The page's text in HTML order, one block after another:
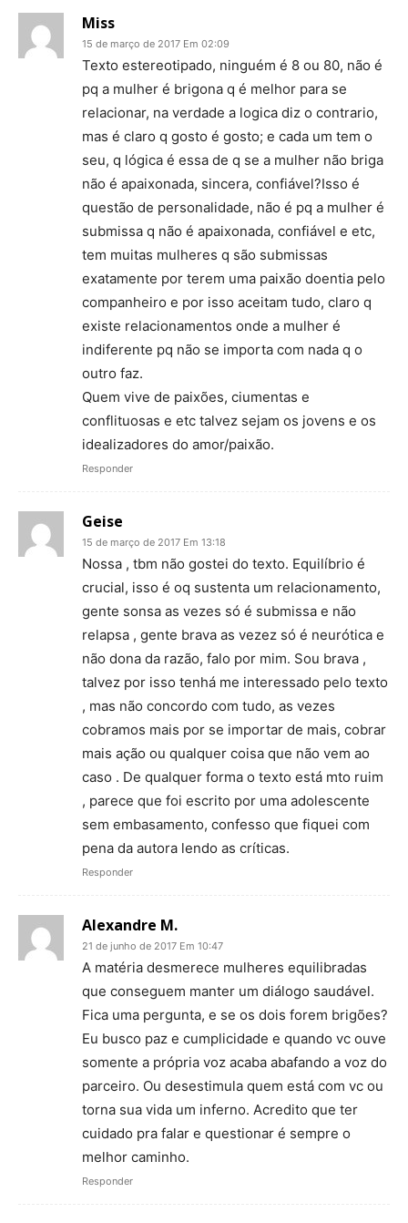
Miss
15 de março de 2017 Em 02:09
Texto estereotipado, ninguém é 8 ou 80, não é
pq a mulher é brigona q é melhor para se
relacionar, na verdade a logica diz o contrario,
mas é claro q gosto é gosto; e cada um tem o
seu, q lógica é essa de q se a mulher não briga
não é apaixonada, sincera, confiável?Isso é
questão de personalidade, não é pq a mulher é
submissa q não é apaixonada, confiável e etc,
tem muitas mulheres q são submissas
exatamente por terem uma paixão doentia pelo
companheiro e por isso aceitam tudo, claro q
existe relacionamentos onde a mulher é
indiferente pq não se importa com nada q o
outro faz.
Quem vive de paixões, ciumentas e
conflituosas e etc talvez sejam os jovens e os
idealizadores do amor/paixão.
Responder
Geise
15 de março de 2017 Em 13:18
Nossa , tbm não gostei do texto. Equilíbrio é
crucial, isso é oq sustenta um relacionamento,
gente sonsa as vezes só é submissa e não
relapsa , gente brava as vezez só é neurótica e
não dona da razão, falo por mim. Sou brava ,
talvez por isso tenhá me interessado pelo texto
, mas não concordo com tudo, as vezes
cobramos mais por se importar de mais, cobrar
mais ação ou qualquer coisa que não vem ao
caso . De qualquer forma o texto está mto ruim
, parece que foi escrito por uma adolescente
sem embasamento, confesso que fiquei com
pena da autora lendo as críticas.
Responder
Alexandre M.
21 de junho de 2017 Em 10:47
A matéria desmerece mulheres equilibradas
que conseguem manter um diálogo saudável.
Fica uma pergunta, e se os dois forem brigões?
Eu busco paz e cumplicidade e quando vc ouve
somente a própria voz acaba abafando a voz do
parceiro. Ou desestimula quem está com vc ou
torna sua vida um inferno. Acredito que ter
cuidado pra falar e questionar é sempre o
melhor caminho.
Responder